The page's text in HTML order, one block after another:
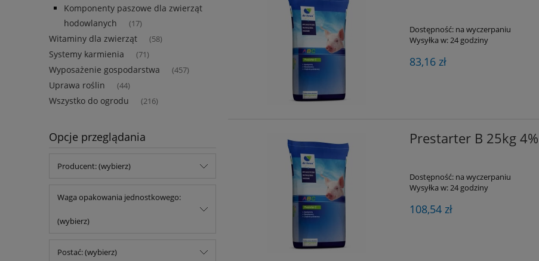
Komponenty paszowe dla zwierząt
hodowlanych
(17)
Witaminy dla zwierząt (58)
Systemy karmienia (71)
Wyposażenie gospodarstwa (457)
Uprawa roślin (44)
Wszystko do ogrodu (216)
Opcje przeglądania
Producent: (wybierz)
Waga opakowania jednostkowego:
(wybierz)
Postać: (wybierz)
Dostępność: na wyczerpaniu
Wysyłka w:24 godziny
83,16 zł
Prestarter B 25kg
Dostępność: na wyczerpaniu
Wysyłka w:24 godziny
108,54 zł